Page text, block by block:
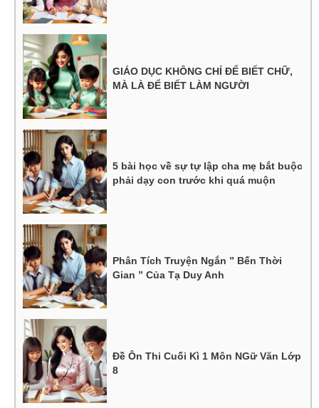
GIÁO DỤC KHÔNG CHỈ ĐỂ BIẾT CHỮ,
MÀ LÀ ĐỂ BIẾT LÀM NGƯỜI
5 bài học về sự tự lập cha mẹ bắt buộc
phải dạy con trước khi quá muộn
Phân Tích Truyện Ngắn ” Bến Thời
Gian ” Của Tạ Duy Anh
Đề Ôn Thi Cuối Kì 1 Môn NGữ Văn Lớp
8